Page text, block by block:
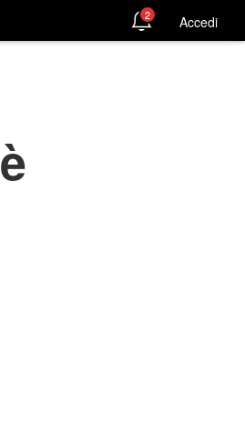
2 Accedi